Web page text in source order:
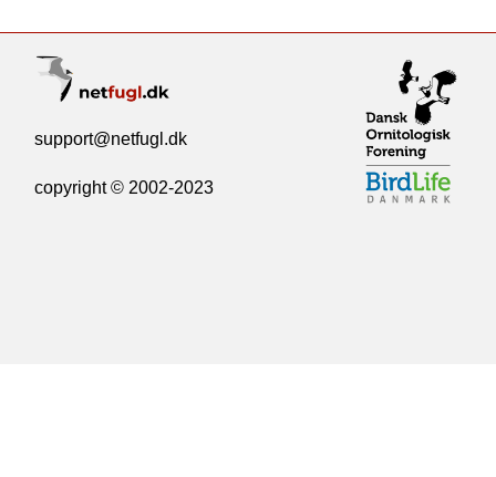
support@netfugl.dk
copyright © 2002-2023